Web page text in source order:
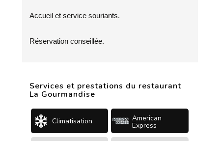
Accueil et service souriants.
Réservation conseillée.
Services et prestations du restaurant
La Gourmandise
Climatisation American
Express